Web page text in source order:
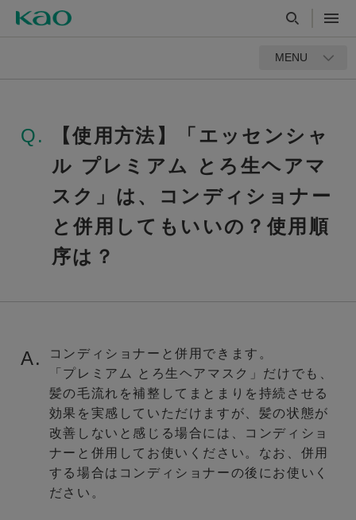
MENU
Q.
【使用方法】「エッセンシャ
ル プレミアム とろ生ヘアマ
スク」は、コンディショナー
と併用してもいいの？使用順
序は？
A.
コンディショナーと併用できます。
「プレミアム とろ生ヘアマスク」だけでも、
髪の毛流れを補整してまとまりを持続させる
効果を実感していただけますが、髪の状態が
改善しないと感じる場合には、コンディショ
ナーと併用してお使いください。なお、併用
する場合はコンディショナーの後にお使いく
ださい。